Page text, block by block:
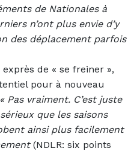
de Nationales à
n’ont plus envie d’y
des déplacement parfois
de « se freiner »,
pour à nouveau
« Pas vraiment. C’est juste
que les saisons
ainsi plus facilement
(NDLR: six points